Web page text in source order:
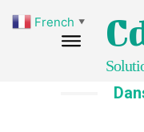
French ▼